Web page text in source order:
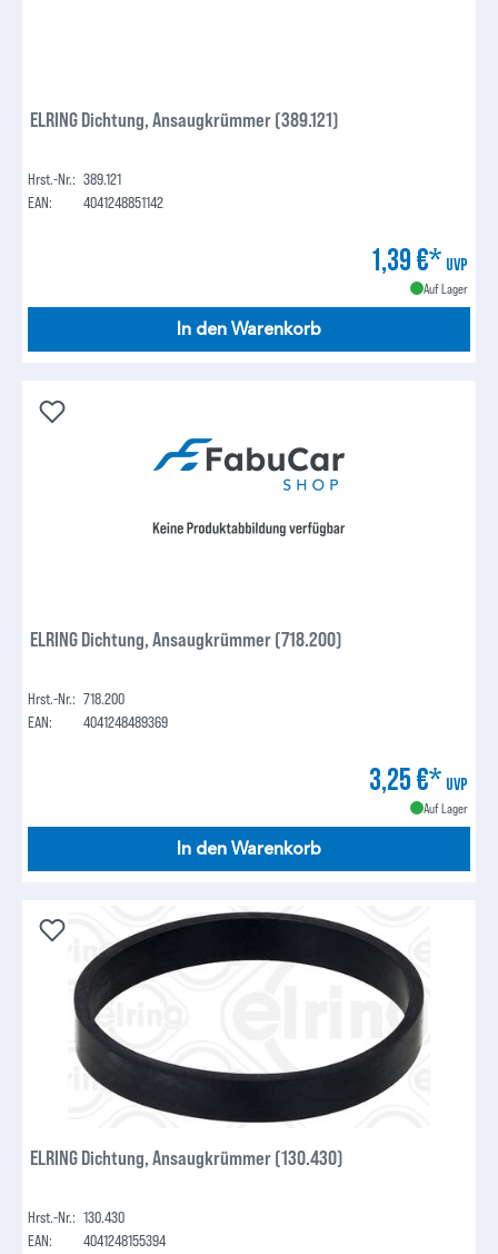
ELRING Dichtung, Ansaugkrümmer (389.121)
Hrst.-Nr.: 389.121
EAN:
4041248851142
1,39 €* UVP
Auf Lager
In den Warenkorb
ELRING Dichtung, Ansaugkrümmer (718.200)
Hrst.-Nr.: 718.200
EAN:
4041248489369
3,25 €* UVP
Auf Lager
In den Warenkorb
ELRING Dichtung, Ansaugkrümmer (130.430)
Hrst.-Nr.: 130.430
EAN:
4041248155394